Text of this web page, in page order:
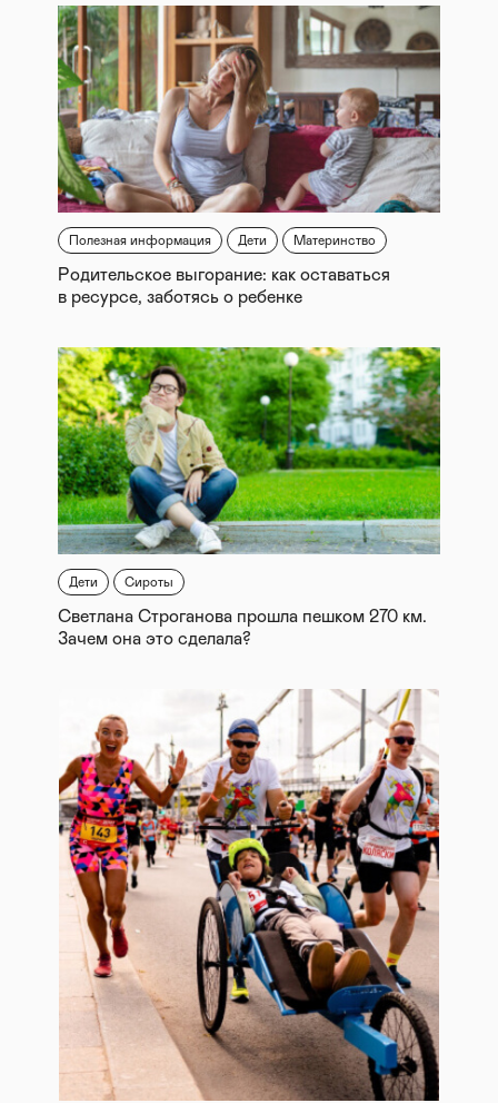
Полезная информация Дети Материнство
Родительское выгорание: как оставаться
в ресурсе, заботясь о ребенке
Дети Сироты
Светлана Строганова прошла пешком 270 км.
Зачем она это сделала?